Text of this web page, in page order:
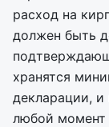
расход на
должен быть
хранятся
декларации, и
любой момент